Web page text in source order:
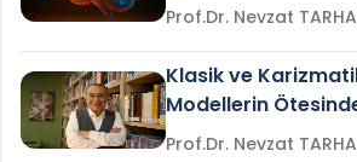
Prof.Dr. Nevzat
Klasik ve
Modellerin
Liderlik”
Prof.Dr. Nevzat